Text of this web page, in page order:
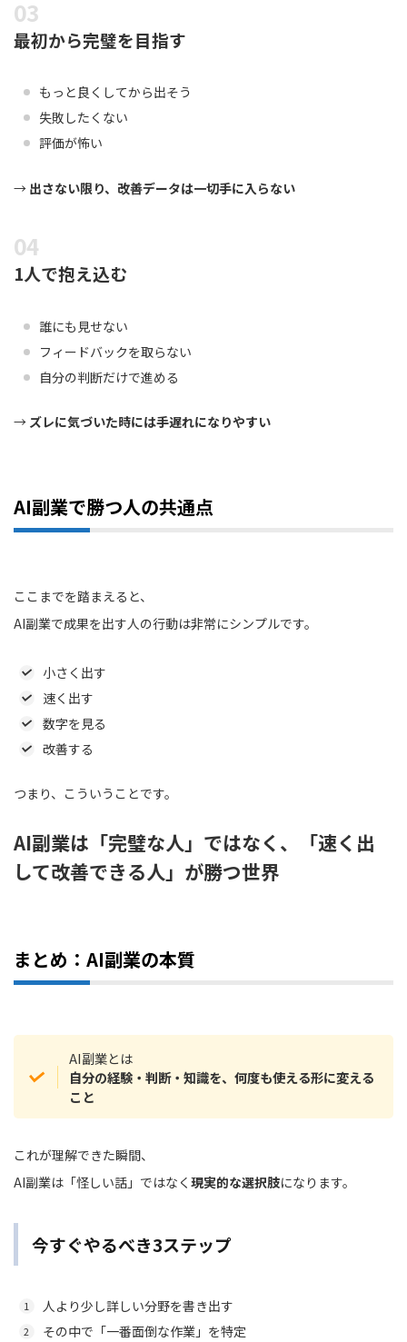
最初から完璧を目指す
もっと良くしてから出そう
失敗したくない
評価が怖い
→ 出さない限り、改善データは一切手に入らない
1人で抱え込む
誰にも見せない
フィードバックを取らない
自分の判断だけで進める
→ ズレに気づいた時には手遅れになりやすい
AI副業で勝つ人の共通点
ここまでを踏まえると、
AI副業で成果を出す人の行動は非常にシンプルです。
小さく出す
速く出す
数字を見る
改善する
つまり、こういうことです。
AI副業は「完璧な人」ではなく、
「速く出
して改善できる人」が勝つ世界
まとめ：AI副業の本質
AI副業とは
自分の経験・判断・知識を、何度も使える形に変える
こと
これが理解できた瞬間、
AI副業は「怪しい話」ではなく 現実的な選択肢になります。
今すぐやるべき3ステップ
人より少し詳しい分野を書き出す
その中で「一番面倒な作業」を特定